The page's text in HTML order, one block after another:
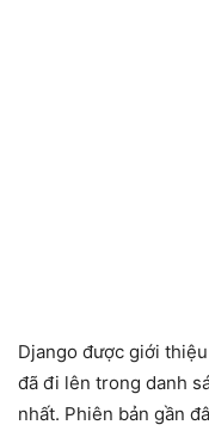
Django được giới
đã đi lên trong danh
nhất. Phiên bản gần